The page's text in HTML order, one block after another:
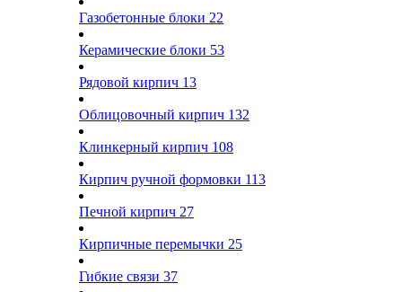
Газобетонные блоки 22
Керамические блоки 53
Рядовой кирпич 13
Облицовочный кирпич 132
Клинкерный кирпич 108
Кирпич ручной формовки 113
Печной кирпич 27
Кирпичные перемычки 25
Гибкие связи 37